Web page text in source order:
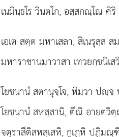
เนมินฺธโร วินตโก, อสฺสกณฺโณ คิ
เอเต สตฺต มหาเสลา, สิเนรุสฺส ส
มหาราชานมาวาสา เทวยกฺขนิเส
โยชนานํ สตานุจฺโจ, หิมวา ปฺจ
โยชนานํ สหสฺสานิ, ตีณิ อายตวิตฺ
จตุราสีติสหสฺเสหิ, กูเฏหิ ปฏิมณฺ